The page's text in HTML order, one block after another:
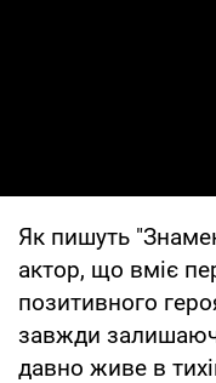
Як пишуть
актор, що вміє
позитивного
завжди
давно живе в